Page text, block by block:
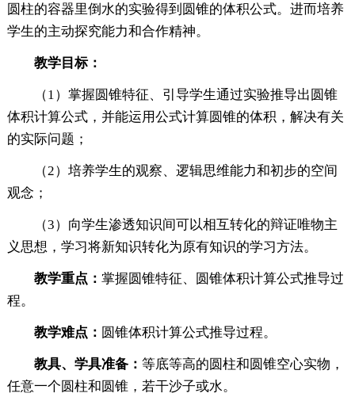
圆柱的容器里倒水的实验得到圆锥的体积公式。进而培养
学生的主动探究能力和合作精神。
教学目标：
（1）掌握圆锥特征、引导学生通过实验推导出圆锥
体积计算公式，并能运用公式计算圆锥的体积，解决有关
的实际问题；
（2）培养学生的观察、逻辑思维能力和初步的空间
观念；
（3）向学生渗透知识间可以相互转化的辩证唯物主
义思想，学习将新知识转化为原有知识的学习方法。
教学重点： 掌握圆锥特征、圆锥体积计算公式推导过
程。
教学难点： 圆锥体积计算公式推导过程。
教具、学具准备： 等底等高的圆柱和圆锥空心实物，
任意一个圆柱和圆锥，若干沙子或水。